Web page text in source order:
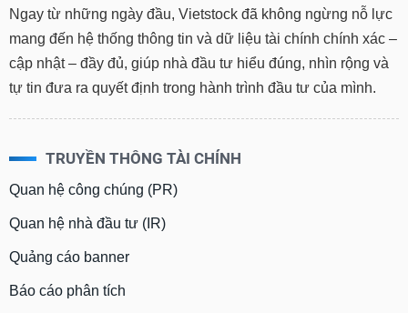
Ngay từ những ngày đầu, Vietstock đã không ngừng nỗ lực
mang đến hệ thống thông tin và dữ liệu tài chính chính xác –
cập nhật – đầy đủ, giúp nhà đầu tư hiểu đúng, nhìn rộng và
tự tin đưa ra quyết định trong hành trình đầu tư của mình.
TRUYỀN THÔNG TÀI CHÍNH
Quan hệ công chúng (PR)
Quan hệ nhà đầu tư (IR)
Quảng cáo banner
Báo cáo phân tích